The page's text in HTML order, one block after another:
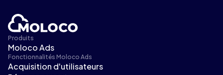
Produits
Moloco Ads
Fonctionnalités Moloco Ads
Acquisition d'utilisateurs